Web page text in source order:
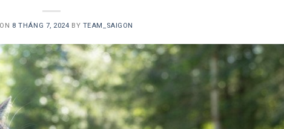
8 THÁNG 7, 2024 BY TEAM_SAIGON